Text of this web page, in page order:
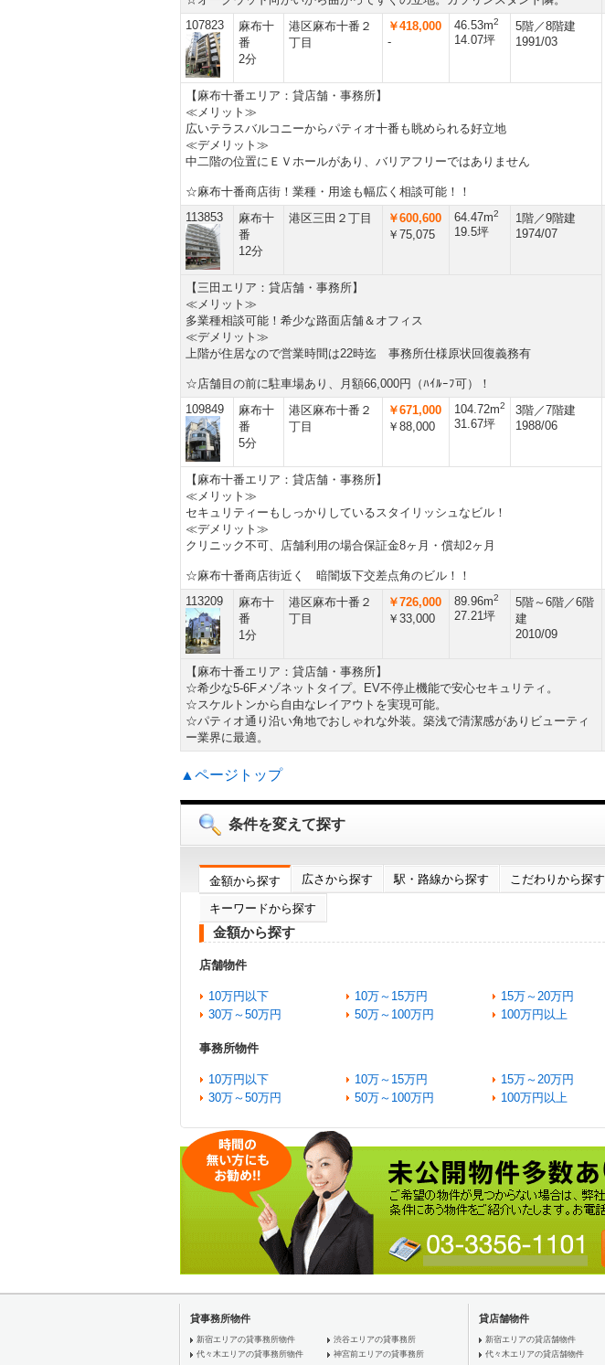
107823
麻布十
番
2分
港区麻布十番２
丁目
￥418,000
-
46.53m2
14.07坪
5階／8階建
1991/03
【麻布十番エリア：貸店舗・事務所】
≪メリット≫
広いテラスバルコニーからパティオ十番も眺められる好立地
≪デメリット≫
中二階の位置にＥＶホールがあり、バリアフリーではありません
☆麻布十番商店街！業種・用途も幅広く相談可能！！
113853
麻布十
番
12分
港区三田２丁目
￥600,600
￥75,075
64.47m2
19.5坪
1階／9階建
1974/07
【三田エリア：貸店舗・事務所】
≪メリット≫
多業種相談可能！希少な路面店舗＆オフィス
≪デメリット≫
上階が住居なので営業時間は22時迄 事務所仕様原状回復義務有
☆店舗目の前に駐車場あり、月額66,000円（ﾊｲﾙｰﾌ可）！
109849
麻布十
番
5分
港区麻布十番２
丁目
￥671,000
￥88,000
104.72m2
31.67坪
3階／7階建
1988/06
【麻布十番エリア：貸店舗・事務所】
≪メリット≫
セキュリティーもしっかりしているスタイリッシュなビル！
≪デメリット≫
クリニック不可、店舗利用の場合保証金8ヶ月・償却2ヶ月
☆麻布十番商店街近く 暗闇坂下交差点角のビル！！
113209
麻布十
番
1分
港区麻布十番２
丁目
￥726,000
￥33,000
89.96m2
27.21坪
5階～6階／6階
建
2010/09
【麻布十番エリア：貸店舗・事務所】
☆希少な5-6Fメゾネットタイプ。EV不停止機能で安心セキュリティ。
☆スケルトンから自由なレイアウトを実現可能。
☆パティオ通り沿い角地でおしゃれな外装。築浅で清潔感がありビューティ
ー業界に最適。
▲ページトップ
条件を変えて探す
金額から探す 広さから探す 駅・路線から探す こだわりから探す
キーワードから探す
金額から探す
店舗物件
10万円以下 10万～15万円 15万～20万円
30万～50万円
50万～100万円 100万円以上
事務所物件
10万円以下 10万～15万円 15万～20万円
30万～50万円
50万～100万円 100万円以上
貸事務所物件
新宿エリアの貸事務所物件
代々木エリアの貸事務所物件
渋谷エリアの貸事務所
神宮前エリアの貸事務所
貸店舗物件
新宿エリアの貸店舗物件
代々木エリアの貸店舗物件